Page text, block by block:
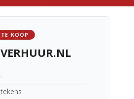
a
t
TE KOOP